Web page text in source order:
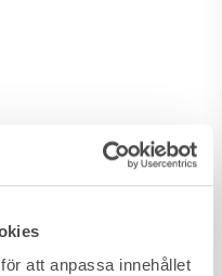
att anpassa innehållet